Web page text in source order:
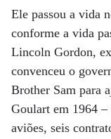
Ele passou a vida
conforme a vida
Lincoln Gordon,
convenceu o
Brother Sam para
Goulart em 1964
aviões, seis